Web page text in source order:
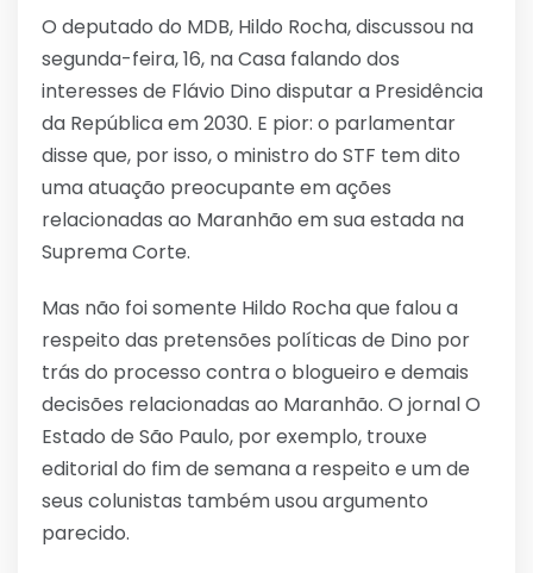
O deputado do MDB, Hildo Rocha, discussou na
segunda-feira, 16, na Casa falando dos
interesses de Flávio Dino disputar a Presidência
da República em 2030. E pior: o parlamentar
disse que, por isso, o ministro do STF tem dito
uma atuação preocupante em ações
relacionadas ao Maranhão em sua estada na
Suprema Corte.
Mas não foi somente Hildo Rocha que falou a
respeito das pretensões políticas de Dino por
trás do processo contra o blogueiro e demais
decisões relacionadas ao Maranhão. O jornal O
Estado de São Paulo, por exemplo, trouxe
editorial do fim de semana a respeito e um de
seus colunistas também usou argumento
parecido.